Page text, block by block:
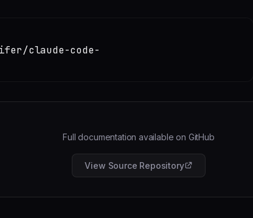
claude-code-
Full documentation available on GitHub
View Source Repository